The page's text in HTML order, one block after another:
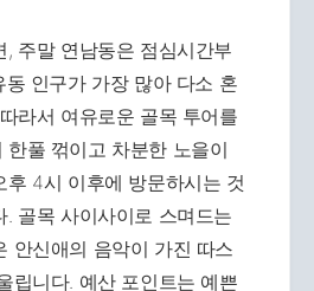
, 주말 연남동은 점심시간부
인구가 가장 많아 다소 혼
라서 여유로운 골목 투어를
한풀 꺾이고 차분한 노을이
후 4시 이후에 방문하시는 것
. 골목 사이사이로 스며드는
안신애의 음악이 가진 따스
립니다. 예산 포인트는 예쁜